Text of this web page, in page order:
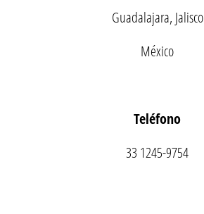
Guadalajara, Jalisco
México
Teléfono
33 1245-9754